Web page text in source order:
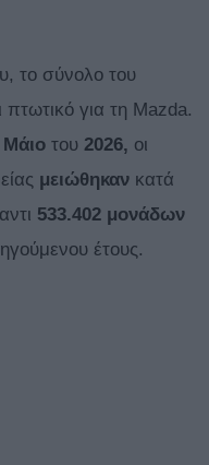
το σύνολο του
για τη Mazda.
Μάιο του 2026, οι
μειώθηκαν κατά
533.402 μονάδων
έτους.